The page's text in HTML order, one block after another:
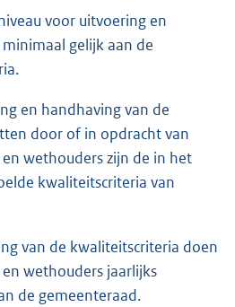
voor uitvoering en
gelijk aan de
en handhaving van de
door of in opdracht van
wethouders zijn de in het
kwaliteitscriteria van
van de kwaliteitscriteria doen
wethouders jaarlijks
de gemeenteraad.